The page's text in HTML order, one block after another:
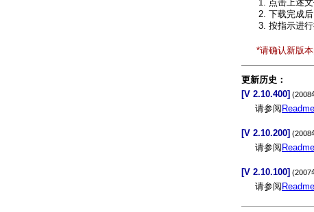
点击上述
下载完成
按指示进行
*请确认新版本
更新历史：
[V 2.10.400] (2008
请参阅
[V 2.10.200] (2008
请参阅
[V 2.10.100] (2007
请参阅